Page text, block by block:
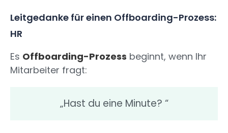
Leitgedanke für einen Offboarding-Prozess:
HR
Es Offboarding-Prozess beginnt, wenn Ihr
Mitarbeiter fragt:
„Hast du eine Minute? “